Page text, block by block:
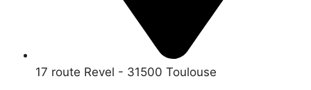
17 route Revel - 31500 Toulouse